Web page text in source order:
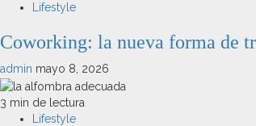
Lifestyle
Coworking: la nueva forma de
admin mayo 8, 2026
3 min de lectura
Lifestyle